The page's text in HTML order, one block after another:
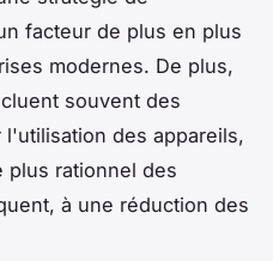
facteur de plus en plus
modernes. De plus,
souvent des
des appareils,
plus rationnel des
à une réduction des